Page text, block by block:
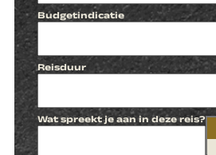
Budgetindicatie
Reisduur
Wat spreekt je aan in deze reis?